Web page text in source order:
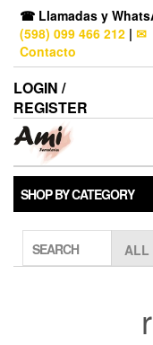
☎ Llamadas y
(598) 099 466 212 | ✉
Contacto
LOGIN /
REGISTER
SHOP BY CATEGORY
SEARCH